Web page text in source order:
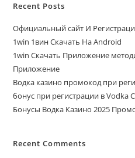
Recent Posts
Официальный сайт И
1win 1вин Скачать На Android
1win Скачать Приложение
Приложение
Водка казино промокод при
бонус при регистрации в Vodka
Бонусы Водка Казино 2025
Recent Comments